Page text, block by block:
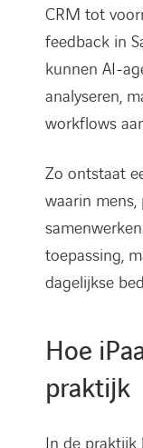
CRM tot
feedback in
kunnen AI-
analyseren,
workflows
Zo ontstaat
waarin
toepassing,
dagelijkse
Hoe
praktijk